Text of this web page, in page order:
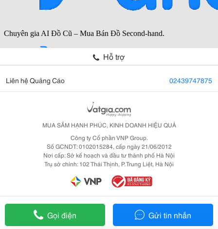
Gọi điện Gửi tin nhắn
Hỗ trợ
Liên hệ Quảng Cáo 02439747875
MUA SẮM HẠNH PHÚC, KINH DOANH HIỆU QUẢ
Công ty Cổ phần VNP Group.
Số GCNDT: 0102015284, cấp ngày 21/06/2012
Nơi cấp: Sở kế hoạch và đầu tư thành phố Hà Nội
Trụ sở chính: 102 Thái Thịnh, P. Trung Liệt, Hà Nội